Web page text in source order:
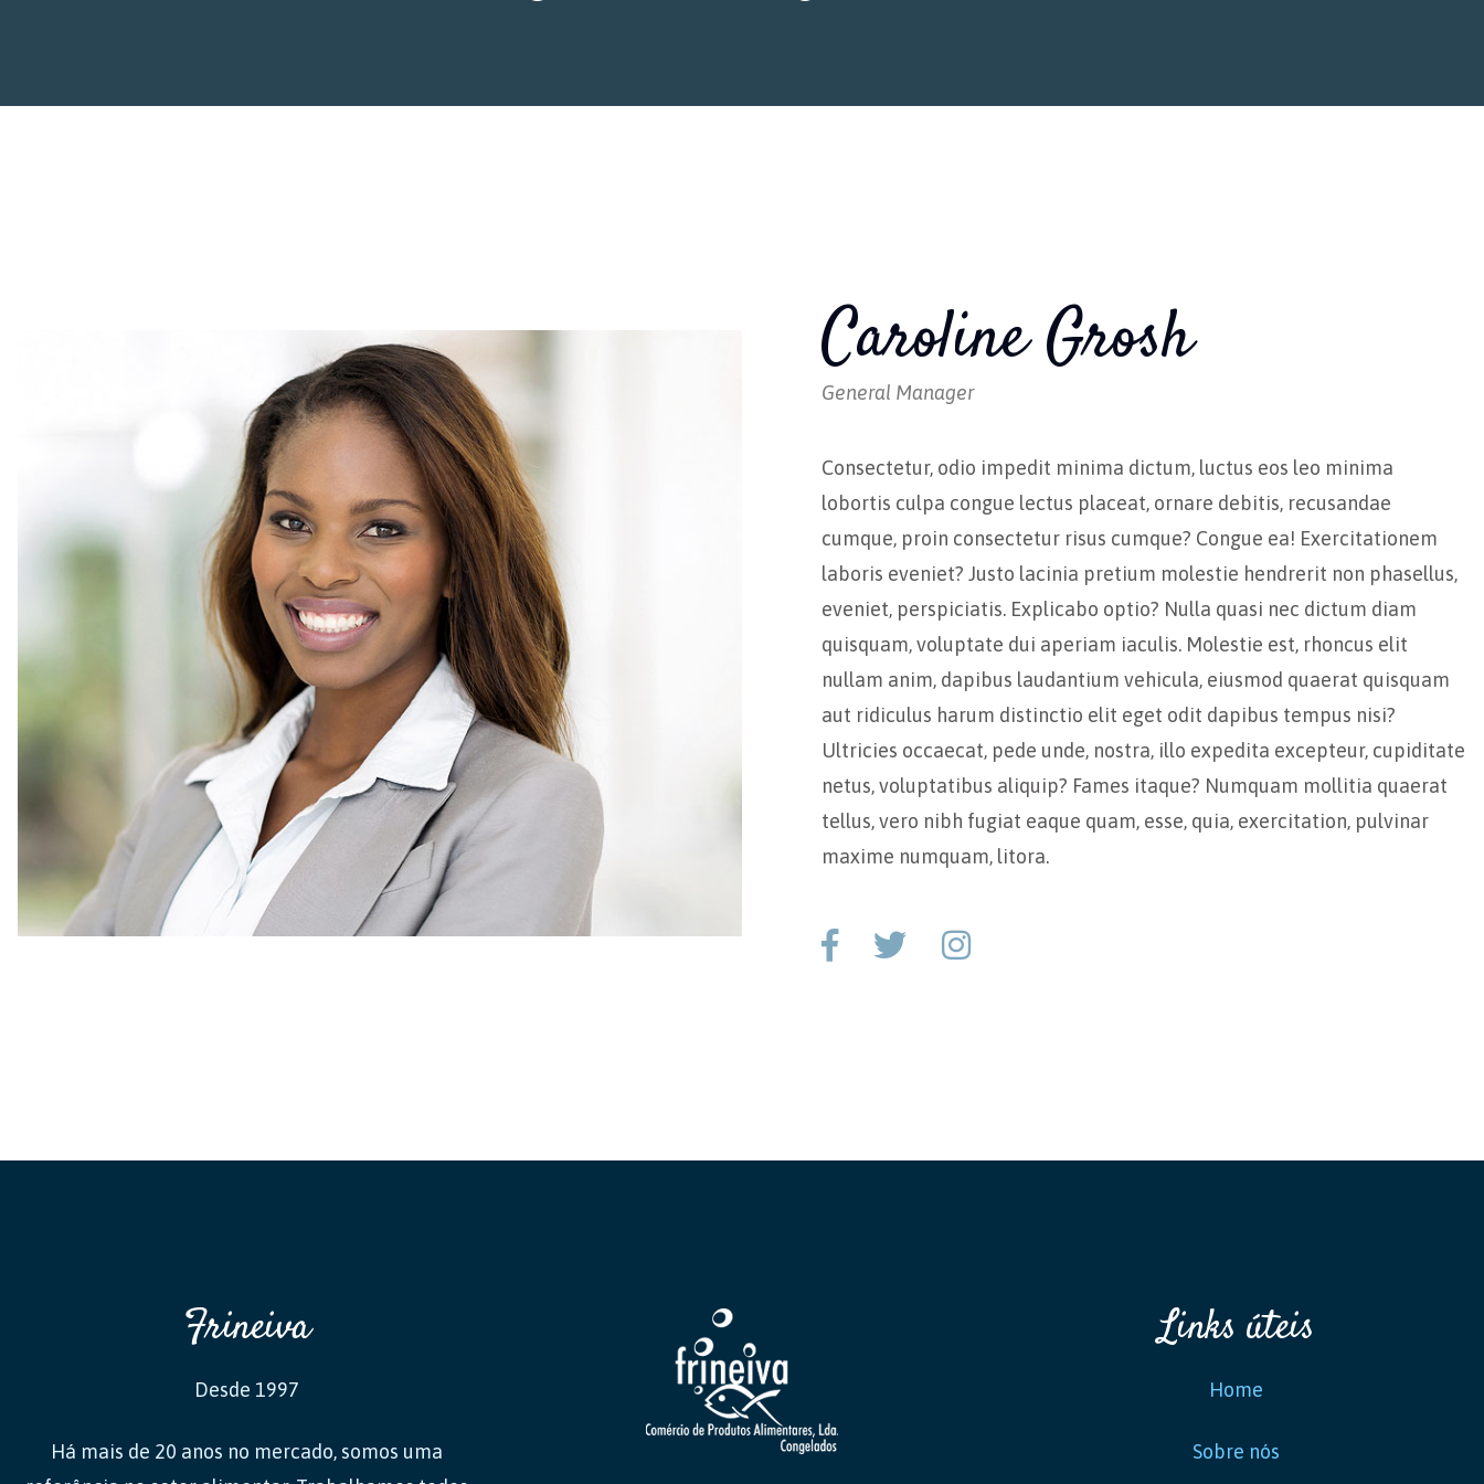
Caroline Grosh
General Manager
Consectetur, odio impedit minima dictum, luctus eos leo minima
lobortis culpa congue lectus placeat, ornare debitis, recusandae
cumque, proin consectetur risus cumque? Congue ea! Exercitationem
laboris eveniet? Justo lacinia pretium molestie hendrerit non phasellus,
eveniet, perspiciatis. Explicabo optio? Nulla quasi nec dictum diam
quisquam, voluptate dui aperiam iaculis. Molestie est, rhoncus elit
nullam anim, dapibus laudantium vehicula, eiusmod quaerat quisquam
aut ridiculus harum distinctio elit eget odit dapibus tempus nisi?
Ultricies occaecat, pede unde, nostra, illo expedita excepteur, cupiditate
netus, voluptatibus aliquip? Fames itaque? Numquam mollitia quaerat
tellus, vero nibh fugiat eaque quam, esse, quia, exercitation, pulvinar
maxime numquam, litora.
Frineiva
Desde 1997
Há mais de 20 anos no mercado, somos uma
Links úteis
Home
Sobre nós